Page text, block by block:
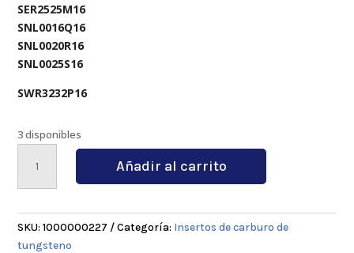
SER2525M16
SNL0016Q16
SNL0020R16
SNL0025S16
SWR3232P16
3 disponibles
MMT16ERAG55VP
TF
Añadir al carrito
SKU:1000000227 Categoría: Insertos de carburo de
tungsteno